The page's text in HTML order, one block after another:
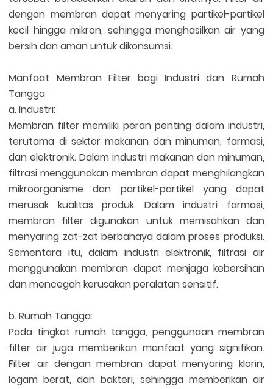
dengan membran dapat menyaring partikel-partikel
kecil hingga mikron, sehingga menghasilkan air yang
bersih dan aman untuk dikonsumsi.
Manfaat Membran Filter bagi Industri dan Rumah
Tangga
a. Industri:
Membran filter memiliki peran penting dalam industri,
terutama di sektor makanan dan minuman, farmasi,
dan elektronik. Dalam industri makanan dan minuman,
filtrasi menggunakan membran dapat menghilangkan
mikroorganisme dan partikel-partikel yang dapat
merusak kualitas produk. Dalam industri farmasi,
membran filter digunakan untuk memisahkan dan
menyaring zat-zat berbahaya dalam proses produksi.
Sementara itu, dalam industri elektronik, filtrasi air
menggunakan membran dapat menjaga kebersihan
dan mencegah kerusakan peralatan sensitif.
b. Rumah Tangga:
Pada tingkat rumah tangga, penggunaan membran
filter air juga memberikan manfaat yang signifikan.
Filter air dengan membran dapat menyaring klorin,
logam berat, dan bakteri, sehingga memberikan air